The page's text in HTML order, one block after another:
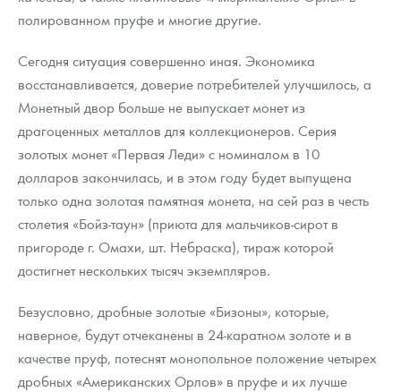
полированном пруфе и многие другие.
Сегодня ситуация совершенно иная. Экономика
восстанавливается, доверие потребителей улучшилось, а
Монетный двор больше не выпускает монет из
драгоценных металлов для коллекционеров. Серия
золотых монет «Первая Леди» с номиналом в 10
долларов закончилась, и в этом году будет выпущена
только одна золотая памятная монета, на сей раз в честь
столетия «Бойз-таун» (приюта для мальчиков-сирот в
пригороде г. Омахи, шт. Небраска), тираж которой
достигнет нескольких тысяч экземпляров.
Безусловно, дробные золотые «Бизоны», которые,
наверное, будут отчеканены в 24-каратном золоте и в
качестве пруф, потеснят монопольное положение четырех
дробных «Американских Орлов» в пруфе и их лучше